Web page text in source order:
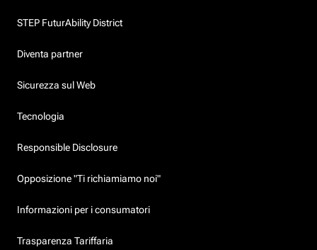
STEP FuturAbility District
Diventa partner
Sicurezza sul Web
Tecnologia
Responsible Disclosure
Opposizione "Ti richiamiamo noi"
Informazioni per i consumatori
Trasparenza Tariffaria